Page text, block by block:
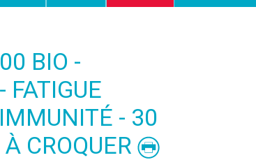
BIO -
FATIGUE
- 30
CROQUER